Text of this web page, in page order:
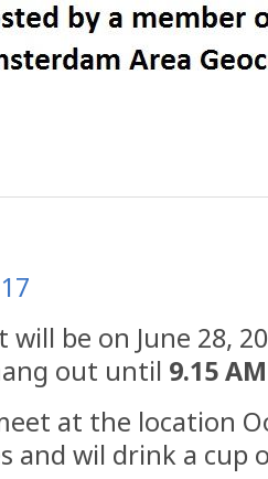
will be on June 28,
out until 9.15 AM
at the location
and wil drink a cup